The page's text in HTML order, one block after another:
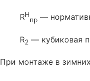
RH
пр —
R2 — кубиковая
При монтаже в